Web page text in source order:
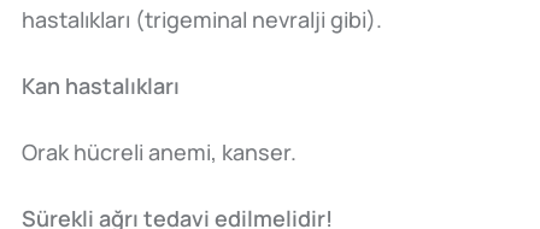
hastalıkları (trigeminal nevralji gibi).
Kan hastalıkları
Orak hücreli anemi, kanser.
Sürekli ağrı tedavi edilmelidir!